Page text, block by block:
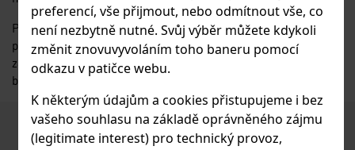
preferencí, vše přijmout, nebo odmítnout vše, co
není nezbytně nutné. Svůj výběr můžete kdykoli
změnit znovuvyvoláním toho baneru pomocí
odkazu v patičce webu.
K některým údajům a cookies přistupujeme i bez
vašeho souhlasu na základě oprávněného zájmu
(legitimate interest) pro technický provoz,
Použití: do plotových rámů; kryty; zábrany; dělící stěny; stěny
přepravních palet, regálů; kovový nábytek; schodišťové
zábradlí; klece pro chov; třídicí síta; architektura; zábrany pro
bazény apod.
Podobné produkty